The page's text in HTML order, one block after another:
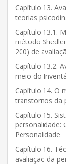
Capítulo 13.
teorias
Capítulo 13.1.
método
200) de
Capítulo 13.2.
meio do
Capítulo 14. O
transtornos da
Capítulo 15.
personalidade:
Personalidade
Capítulo 16.
avaliação da